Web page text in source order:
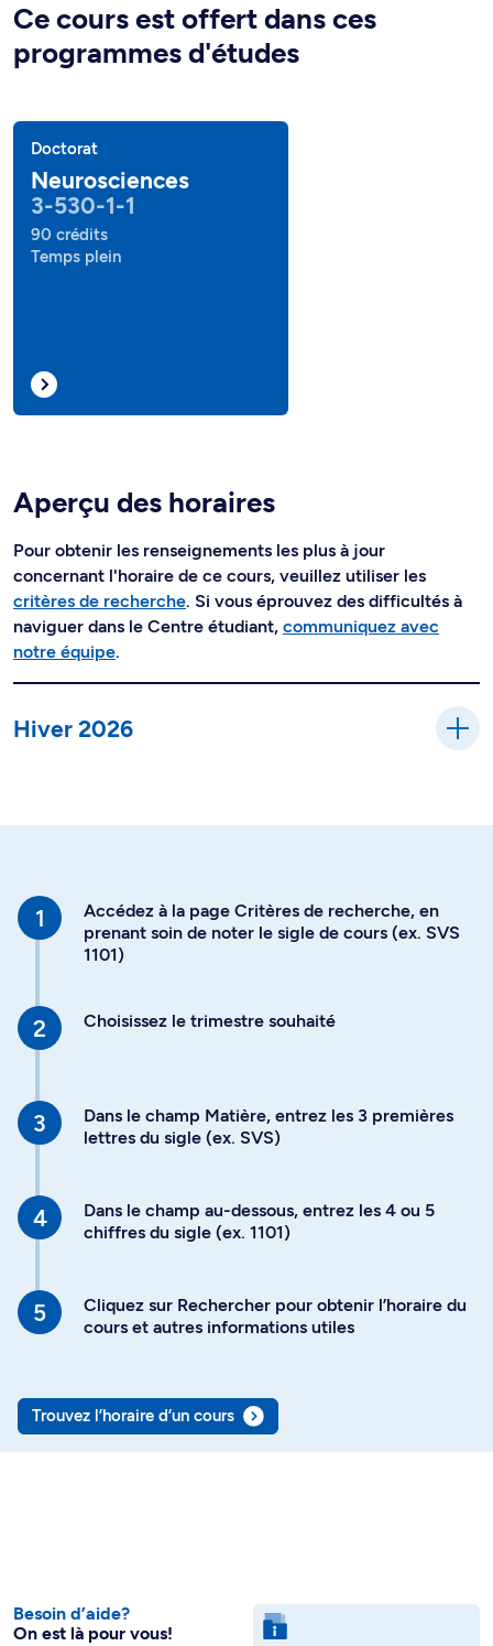
Ce cours est offert dans ces
programmes d'études
Doctorat
Neurosciences
3-530-1-1
90 crédits
Temps plein
Aperçu des horaires
Pour obtenir les renseignements les plus à jour
concernant l'horaire de ce cours, veuillez utiliser les
critères de recherche. Si vous éprouvez des difficultés à
naviguer dans le Centre étudiant, communiquez avec
notre équipe.
Hiver 2026
Accédez à la page Critères de recherche, en
prenant soin de noter le sigle de cours (ex. SVS
1101)
Choisissez le trimestre souhaité
Dans le champ Matière, entrez les 3 premières
lettres du sigle (ex. SVS)
Dans le champ au-dessous, entrez les 4 ou 5
chiffres du sigle (ex. 1101)
Cliquez sur Rechercher pour obtenir l’horaire du
cours et autres informations utiles
Trouvez l’horaire d’un cours
Besoin d’aide?
On est là pour vous!